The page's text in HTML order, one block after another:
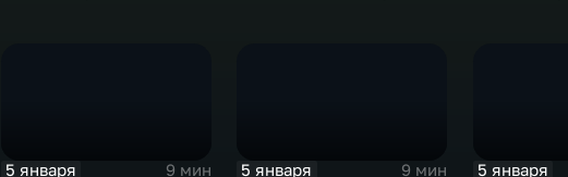
5 января
9 мин
5 января
9 мин
5 января